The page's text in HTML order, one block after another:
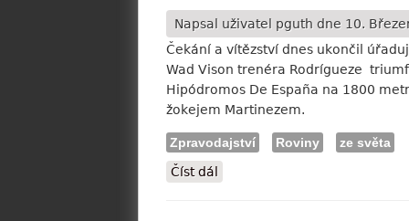
Napsal uživatel pguth dne 10.
Čekání a vítězství dnes ukončil
Wad Vison trenéra Rodrígueze
Hipódromos De España na 1800
žokejem Martinezem.
Zpravodajství Roviny
ze světa
Číst dál